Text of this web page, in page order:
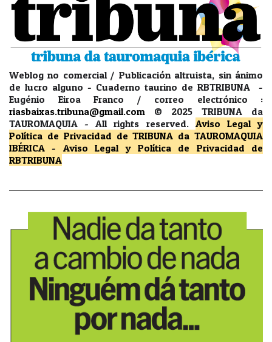
Weblog no comercial / Publicación altruista, sin ánimo
de lucro alguno - Cuaderno taurino de RBTRIBUNA -
Eugénio Eiroa Franco / correo electrónico :
riasbaixas.tribuna@gmail.com
© 2025 TRIBUNA da
TAUROMAQUIA -All rights reserved. Aviso Legal y
Política de Privacidad de TRIBUNA da TAUROMAQUIA
IBÉRICA - Aviso Legal y Política de Privacidad
de
RBTRIBUNA